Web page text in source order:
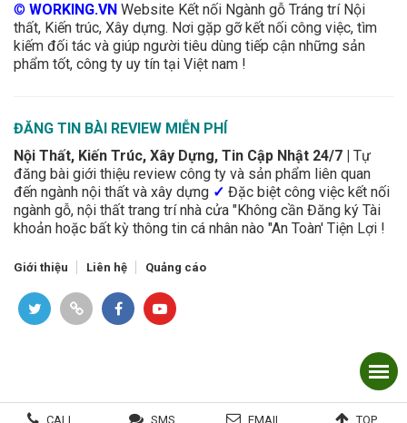
© WORKING.VN Website Kết nối Ngành gỗ Tráng trí Nội
thất, Kiến trúc, Xây dựng. Nơi gặp gỡ kết nối công việc, tìm
kiếm đối tác và giúp người tiêu dùng tiếp cận những sản
phẩm tốt, công ty uy tín tại Việt nam !
ĐĂNG TIN BÀI REVIEW MIỄN PHÍ
Nội Thất, Kiến Trúc, Xây Dựng, Tin Cập Nhật 24/7 |
Tự
đăng bài giới thiệu review công ty và sản phẩm liên quan
đến ngành nội thất và xây dựng ✓ Đặc biệt công việc kết nối
ngành gỗ, nội thất trang trí nhà cửa "Không cần Đăng ký Tài
khoản hoặc bất kỳ thông tin cá nhân nào "An Toàn' Tiện Lợi !
Giới thiệu Liên hệ Quảng cáo
CALL SMS EMAIL TOP